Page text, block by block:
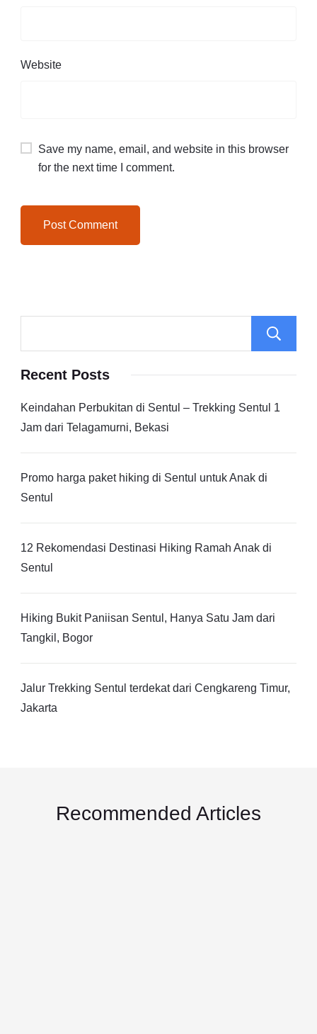
Website
Save my name, email, and website in this browser
for the next time I comment.
Recent Posts
Keindahan Perbukitan di Sentul – Trekking Sentul 1
Jam dari Telagamurni, Bekasi
Promo harga paket hiking di Sentul untuk Anak di
Sentul
12 Rekomendasi Destinasi Hiking Ramah Anak di
Sentul
Hiking Bukit Paniisan Sentul, Hanya Satu Jam dari
Tangkil, Bogor
Jalur Trekking Sentul terdekat dari Cengkareng Timur,
Jakarta
Recommended Articles